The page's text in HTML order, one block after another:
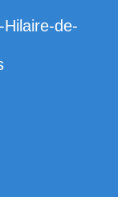
de-